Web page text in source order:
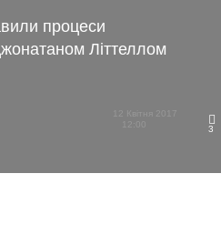
процеси
Літтеллом
12 Квітня 2017
3